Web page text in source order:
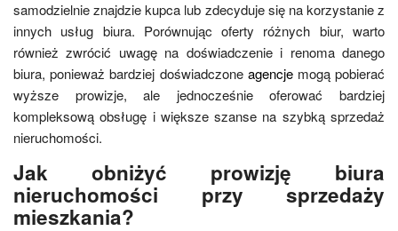
samodzielnie znajdzie kupca lub zdecyduje się na korzystanie z
innych usług biura. Porównując oferty różnych biur, warto
również zwrócić uwagę na doświadczenie i renoma danego
biura, ponieważ bardziej doświadczone agencjemogą pobierać
wyższe prowizje, ale jednocześnie oferować bardziej
kompleksową obsługę i większe szanse na szybką sprzedaż
nieruchomości.
Jak obniżyć prowizję biura
nieruchomości przy sprzedaży
mieszkania?